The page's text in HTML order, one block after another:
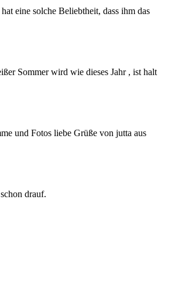
eine solche Beliebtheit, dass ihm das
Sommer wird wie dieses Jahr , ist halt
und Fotos liebe Grüße von jutta aus
drauf.